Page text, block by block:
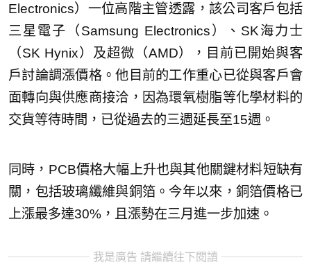
Electronics）一位高階主管透露，該公司客戶包括
三星電子（Samsung Electronics）、SK海力士
（SK Hynix）及超微（AMD），目前已開始與客
戶討論調漲價格。他目前的工作重心已從與客戶會
面轉向與供應商接洽，因為環氧樹脂等化學材料的
交貨等待時間，已從過去的三週延長至15週。
同時，PCB價格大幅上升也與其他關鍵材料短缺有
關，包括玻璃纖維與銅箔。今年以來，銅箔價格已
上漲最多達30%，且漲勢在三月進一步加速。
我是廣告 請繼續往下閱讀